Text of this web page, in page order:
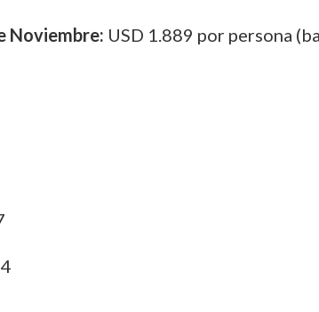
Noviembre: USD 1.889 por persona